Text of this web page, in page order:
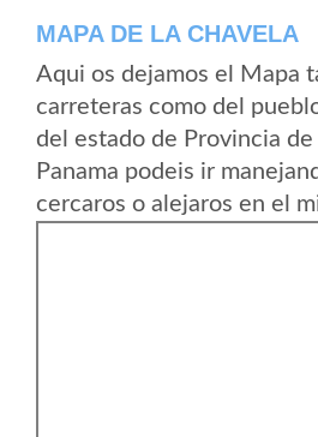
MAPA DE LA CHAVELA
Aqui os dejamos el Mapa
carreteras como del
del estado de Provincia de
Panama podeis ir
cercaros o alejaros en el